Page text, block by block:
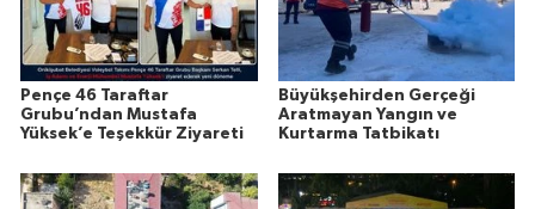
Pençe 46 Taraftar
Grubu’ndan Mustafa
Yüksek’e Teşekkür Ziyareti
Büyükşehirden Gerçeği
Aratmayan Yangın ve
Kurtarma Tatbikatı